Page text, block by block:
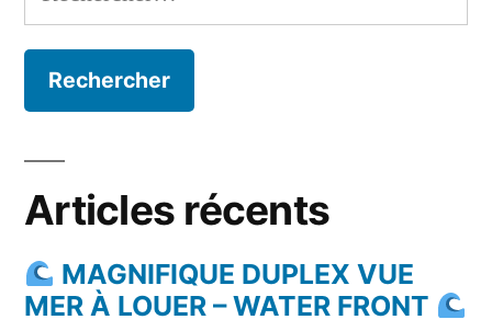
Articles récents
MAGNIFIQUE DUPLEX VUE
MER À LOUER – WATER FRONT